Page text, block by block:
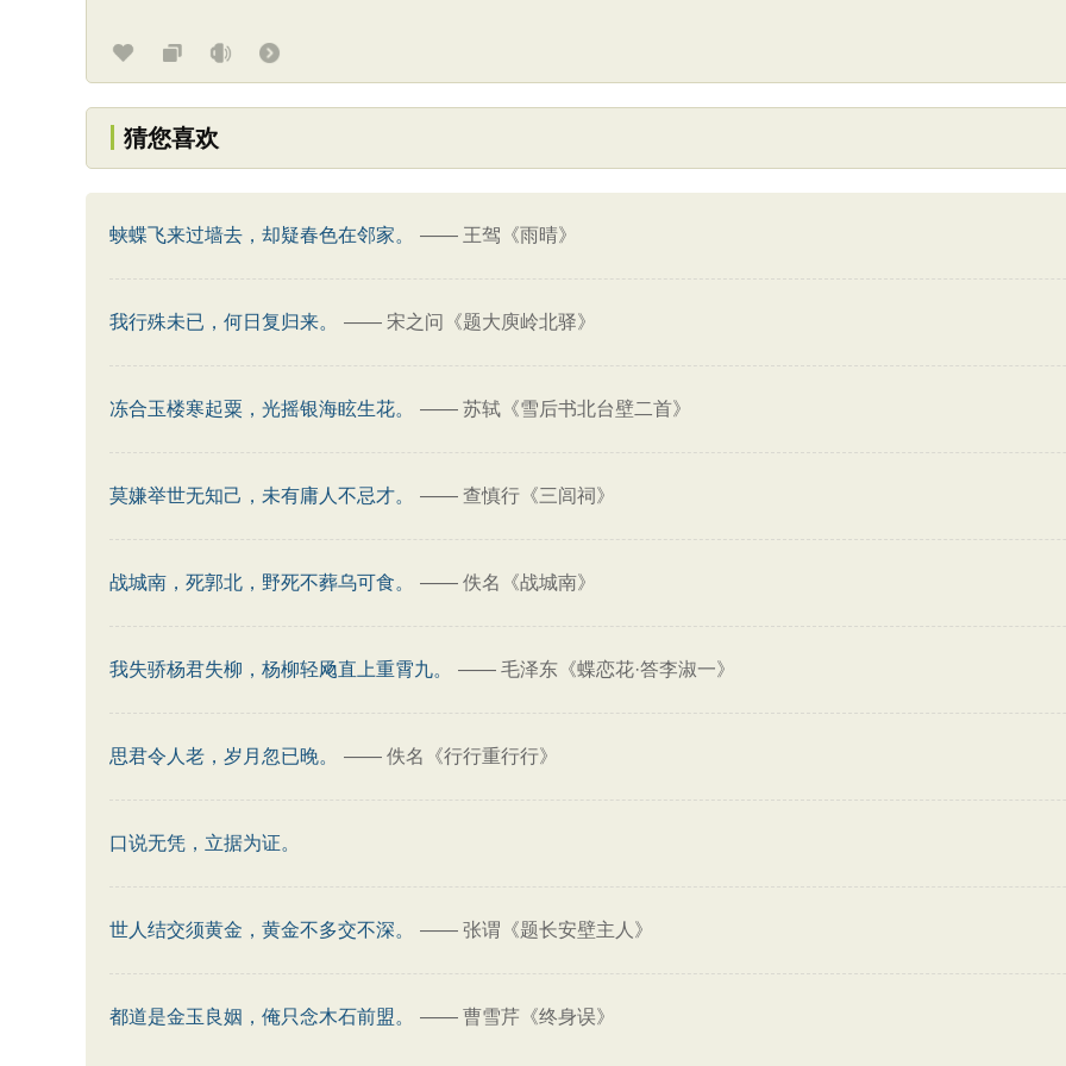
猜您喜欢
蛱蝶飞来过墙去，却疑春色在邻家。 —— 王驾《雨晴》
我行殊未已，何日复归来。 —— 宋之问《题大庾岭北驿》
冻合玉楼寒起粟，光摇银海眩生花。 —— 苏轼《雪后书北台壁二首》
莫嫌举世无知己，未有庸人不忌才。 —— 查慎行《三闾祠》
战城南，死郭北，野死不葬乌可食。 —— 佚名《战城南》
我失骄杨君失柳，杨柳轻飏直上重霄九。 —— 毛泽东《蝶恋花·答李淑一》
思君令人老，岁月忽已晚。 —— 佚名《行行重行行》
口说无凭，立据为证。
世人结交须黄金，黄金不多交不深。 —— 张谓《题长安壁主人》
都道是金玉良姻，俺只念木石前盟。 —— 曹雪芹《终身误》